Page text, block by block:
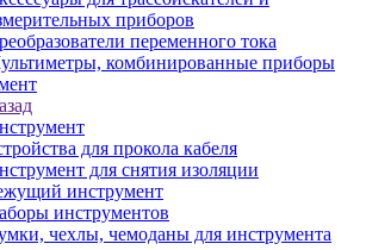
приборов
переменного тока
комбинированные приборы
для прокола кабеля
для снятия изоляции
инструмент
инструментов
чехлы, чемоданы для инструмента